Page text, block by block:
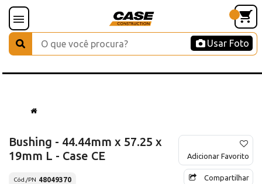
Usar Foto
Bushing - 44.44mm x 57.25 x
19mm L - Case CE
Cód./PN 48049370
Adicionar Favorito
Compartilhar